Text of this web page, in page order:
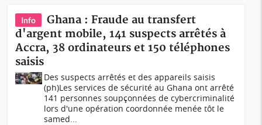
Info
Ghana : Fraude au transfert
d'argent mobile, 141 suspects arrêtés à
Accra, 38 ordinateurs et 150 téléphones
saisis
Des suspects arrêtés et des appareils saisis
(ph)Les services de sécurité au Ghana ont arrêté
141 personnes soupçonnées de cybercriminalité
lors d'une opération coordonnée menée tôt le
samed...